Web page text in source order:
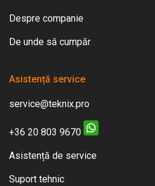
Despre companie
De unde să cumpăr
Asistență service
service@teknix.pro
+36 20 803 9670
Asistență de service
Suport tehnic